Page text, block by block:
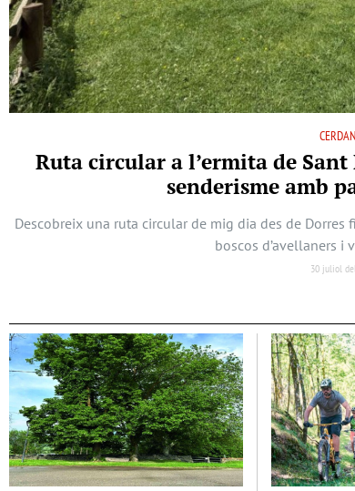
Ruta circular a l’ermita de
senderisme amb
Descobreix una ruta circular de mig dia des de Dorres
boscos d’avellaners i
30 juliol